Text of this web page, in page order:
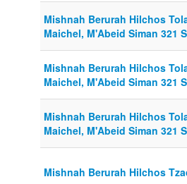
Mishnah Berurah Hilchos
Maichel, M'Abeid Siman 321
Mishnah Berurah Hilchos
Maichel, M'Abeid Siman 321
Mishnah Berurah Hilchos
Maichel, M'Abeid Siman 321
Mishnah Berurah Hilchos